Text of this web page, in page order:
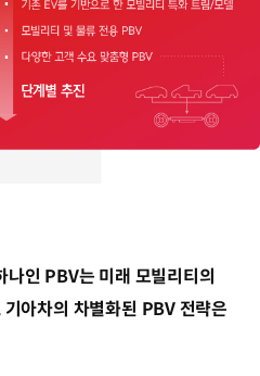
나인 PBV는 미래 모빌리티의
아차의 차별화된 PBV 전략은